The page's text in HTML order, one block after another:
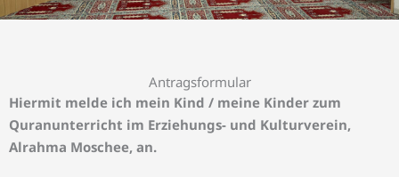
Antragsformular
Hiermit melde ich mein Kind / meine Kinder zum
Quranunterricht im Erziehungs- und Kulturverein,
Alrahma Moschee, an.